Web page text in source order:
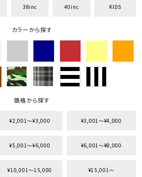
38inc 40inc KIDS
カラーから探す
価格から探す
¥2,001〜¥3,000 ¥3,001〜¥4,000
¥5,001〜¥6,000 ¥6,001〜¥8,000
¥10,001〜15,000 ¥15,001〜